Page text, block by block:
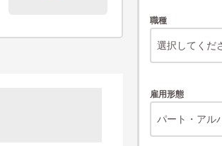
職種
選択してくだ
雇用形態
パート・アル